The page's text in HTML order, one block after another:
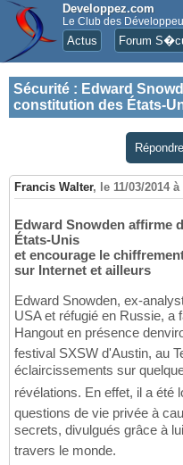
Developpez.com
Le Club des
Actus Forum
Sécurité : Edward
constitution des États-
Francis Walter, le 11/03/2014
Edward Snowden affirme
États-Unis
et encourage le
sur Internet et ailleurs
Edward Snowden, ex-
USA et réfugié en Russie, a
Hangout en présence
festival SXSW d'Austin, au
éclaircissements sur
révélations. En effet, il a été
questions de vie privée à
secrets, divulgués grâce à
travers le monde.